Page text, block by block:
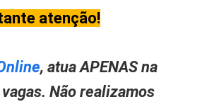
atenção!
, atua APENAS na
Não realizamos